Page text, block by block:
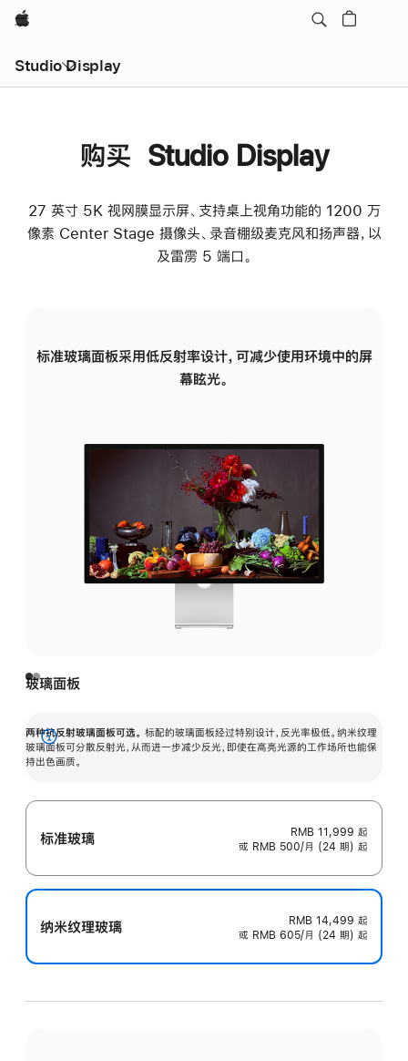
Apple
Studio Display
购买 Studio Display
27 英寸 5K 视网膜显示屏、支持桌上视角功能的 1200 万
像素 Center Stage 摄像头、录音棚级麦克风和扬声器，以
及雷雳 5 端口。
标准玻璃面板采用低反射率设计，可减少使用环境中的屏
幕眩光。
玻璃面板
两种抗反射玻璃面板可选。 标配的玻璃面板经过特别设计，反光率极低。纳米纹理
玻璃面板可分散反射光，从而进一步减少反光，即使在高亮光源的工作场所也能保
持出色画质。
展
开
标准玻璃 RMB 11,999 起
或 RMB 500/月 (24 期) 起
纳米纹理玻璃 RMB 14,499 起
或 RMB 605/月 (24 期) 起